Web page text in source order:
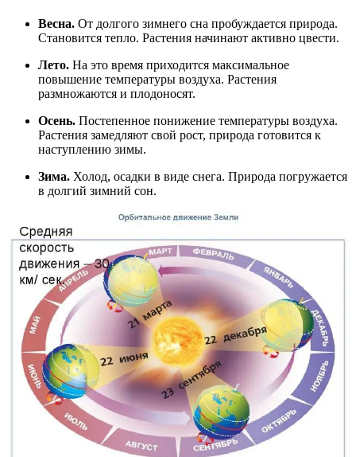
Весна. От долгого зимнего сна пробуждается природа.
Становится тепло. Растения начинают активно цвести.
Лето. На это время приходится максимальное
повышение температуры воздуха. Растения
размножаются и плодоносят.
Осень. Постепенное понижение температуры воздуха.
Растения замедляют свой рост, природа готовится к
наступлению зимы.
Зима. Холод, осадки в виде снега. Природа погружается
в долгий зимний сон.